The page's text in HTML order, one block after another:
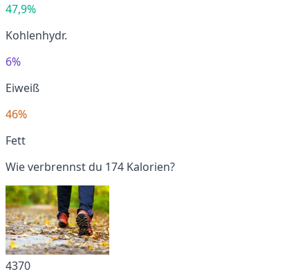
47,9%
Kohlenhydr.
6%
Eiweiß
46%
Fett
Wie verbrennst du 174 Kalorien?
4370